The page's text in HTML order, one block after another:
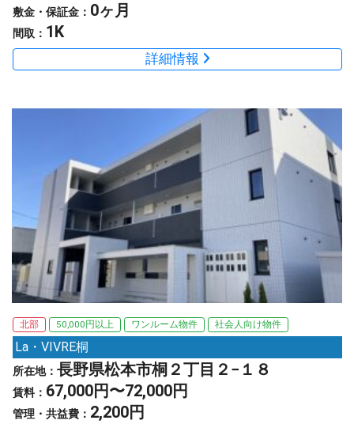
敷金・保証金： 0ヶ月
間取： 1K
詳細情報
北部 50,000円以上 ワンルーム物件 社会人向け物件
La・VIVRE桐
所在地： 長野県松本市桐２丁目２−１８
賃料： 67,000円〜72,000円
管理・共益費： 2,200円